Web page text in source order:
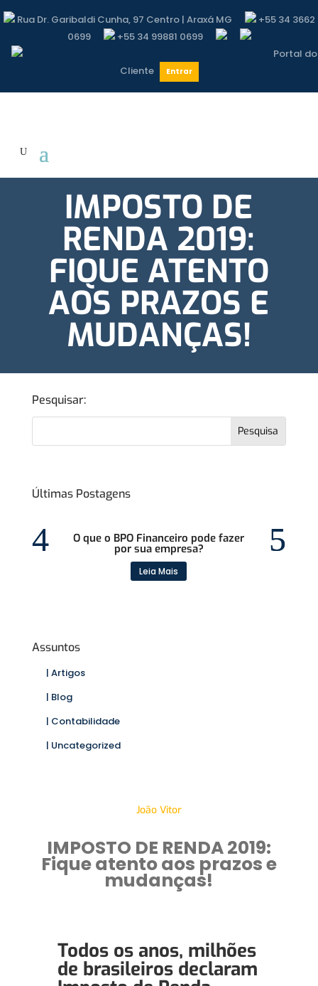
Rua Dr. Garibaldi Cunha, 97 Centro | Araxá MG
+55 34 3662
0699
+55 34 99881 0699
Portal do
Cliente
Entrar
IMPOSTO DE
RENDA 2019:
FIQUE ATENTO
AOS PRAZOS E
MUDANÇAS!
Pesquisar:
Últimas Postagens
O que o BPO Financeiro pode fazer
por sua empresa?
Leia Mais
Assuntos
| Artigos
| Blog
| Contabilidade
| Uncategorized
João Vitor
IMPOSTO DE RENDA 2019:
Fique atento aos prazos e
mudanças!
Todos os anos, milhões
de brasileiros declaram